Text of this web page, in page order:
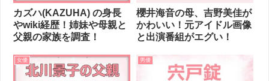
カズハ(KAZUHA) の身長
やwiki経歴！姉妹や母親と
父親の家族を調査！
櫻井海音の母、吉野美佳が
かわいい！元アイドル画像
と出演番組がエグい！
女優 男優